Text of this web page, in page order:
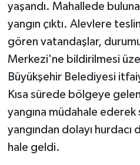
yaşandı. Mahallede
yangın çıktı. Alevlere
gören vatandaşlar,
Merkezi'ne bildirilmesi
Büyükşehir Belediyesi
Kısa sürede bölgeye
yangına müdahale ederek
yangından dolayı hurdacı
hale geldi.